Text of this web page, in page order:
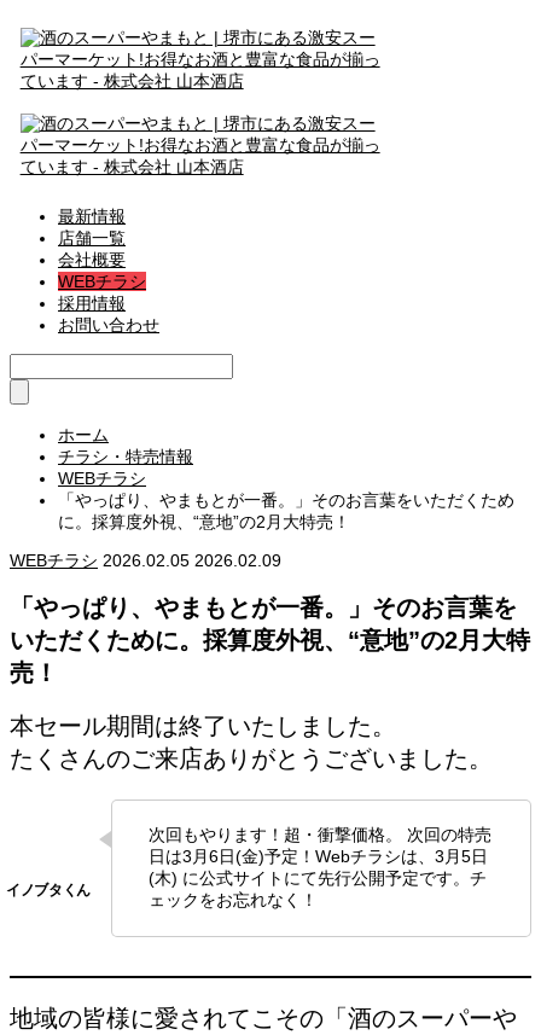
最新情報
店舗一覧
会社概要
WEBチラシ
採用情報
お問い合わせ
ホーム
チラシ・特売情報
WEBチラシ
「やっぱり、やまもとが一番。」そのお言葉をいただくため
に。採算度外視、“意地”の2月大特売！
WEBチラシ 2026.02.05 2026.02.09
「やっぱり、やまもとが一番。」そのお言葉を
いただくために。採算度外視、“意地”の2月大特
売！
本セール期間は終了いたしました。
たくさんのご来店ありがとうございました。
次回もやります！超・衝撃価格。 次回の特売
日は3月6日(金)予定！Webチラシは、3月5日
(木) に公式サイトにて先行公開予定です。チ
ェックをお忘れなく！
地域の皆様に愛されてこその「酒のスーパーや